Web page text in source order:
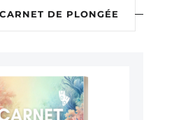
DE PLONGÉE